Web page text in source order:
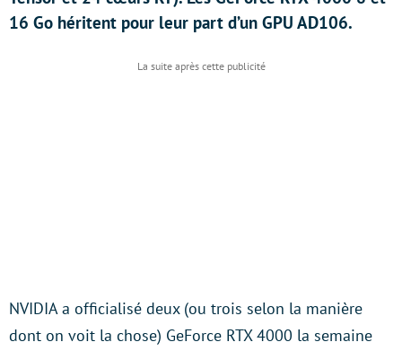
16 Go héritent pour leur part d’un GPU AD106.
NVIDIA a officialisé deux (ou trois selon la manière
dont on voit la chose) GeForce RTX 4000 la semaine